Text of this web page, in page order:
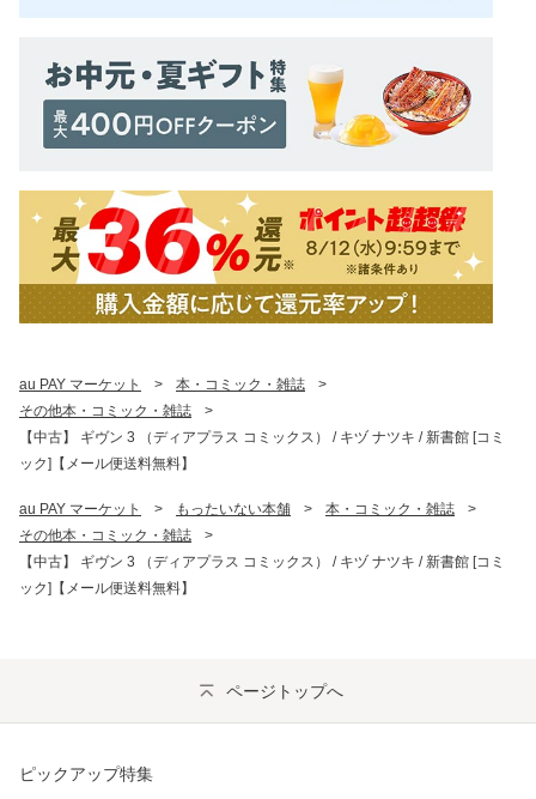
au PAY マーケット > 本・コミック・雑誌
>
その他本・コミック・雑誌
>
【中古】 ギヴン 3 （ディアプラス コミックス） / キヅ ナツキ / 新書館 [コミ
ック]【メール便送料無料】
au PAY マーケット > もったいない本舗 > 本・コミック・雑誌
>
その他本・コミック・雑誌
>
【中古】 ギヴン 3 （ディアプラス コミックス） / キヅ ナツキ / 新書館 [コミ
ック]【メール便送料無料】
ページトップへ
ピックアップ特集